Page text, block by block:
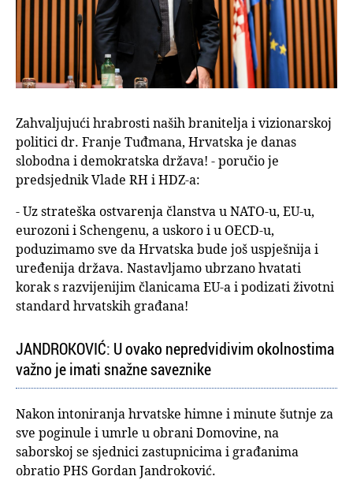
Zahvaljujući hrabrosti naših branitelja i vizionarskoj
politici dr. Franje Tuđmana, Hrvatska je danas
slobodna i demokratska država! - poručio je
predsjednik Vlade RH i HDZ-a:
- Uz strateška ostvarenja članstva u NATO-u, EU-u,
eurozoni i Schengenu, a uskoro i u OECD-u,
poduzimamo sve da Hrvatska bude još uspješnija i
uređenija država. Nastavljamo ubrzano hvatati
korak s razvijenijim članicama EU-a i podizati životni
standard hrvatskih građana!
JANDROKOVIĆ: U ovako nepredvidivim okolnostima
važno je imati snažne saveznike
Nakon intoniranja hrvatske himne i minute šutnje za
sve poginule i umrle u obrani Domovine, na
saborskoj se sjednici zastupnicima i građanima
obratio PHS Gordan Jandroković.